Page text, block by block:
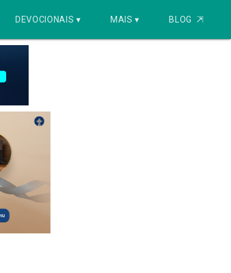
DEVOCIONAIS ▾ MAIS ▾ BLOG ⇱